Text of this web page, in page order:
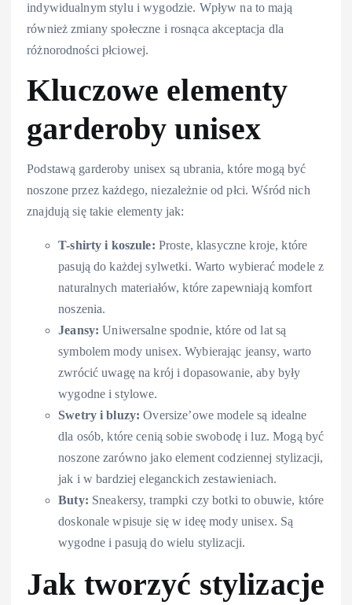
indywidualnym stylu i wygodzie. Wpływ na to mają
również zmiany społeczne i rosnąca akceptacja dla
różnorodności płciowej.
Kluczowe elementy
garderoby unisex
Podstawą garderoby unisex są ubrania, które mogą być
noszone przez każdego, niezależnie od płci. Wśród nich
znajdują się takie elementy jak:
T-shirty i koszule: Proste, klasyczne kroje, które
pasują do każdej sylwetki. Warto wybierać modele z
naturalnych materiałów, które zapewniają komfort
noszenia.
Jeansy: Uniwersalne spodnie, które od lat są
symbolem mody unisex. Wybierając jeansy, warto
zwrócić uwagę na krój i dopasowanie, aby były
wygodne i stylowe.
Swetry i bluzy: Oversize’owe modele są idealne
dla osób, które cenią sobie swobodę i luz. Mogą być
noszone zarówno jako element codziennej stylizacji,
jak i w bardziej eleganckich zestawieniach.
Buty: Sneakersy, trampki czy botki to obuwie, które
doskonale wpisuje się w ideę mody unisex. Są
wygodne i pasują do wielu stylizacji.
Jak tworzyć stylizacje